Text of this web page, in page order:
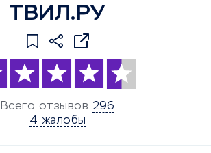
ТВИЛ.РУ
Всего отзывов 296
4 жалобы